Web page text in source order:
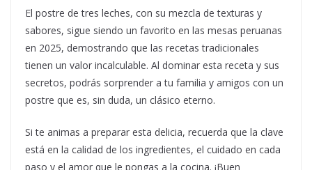
El postre de tres leches, con su mezcla de texturas y
sabores, sigue siendo un favorito en las mesas peruanas
en 2025, demostrando que las recetas tradicionales
tienen un valor incalculable. Al dominar esta receta y sus
secretos, podrás sorprender a tu familia y amigos con un
postre que es, sin duda, un clásico eterno.
Si te animas a preparar esta delicia, recuerda que la clave
está en la calidad de los ingredientes, el cuidado en cada
paso y el amor que le pongas a la cocina. ¡Buen